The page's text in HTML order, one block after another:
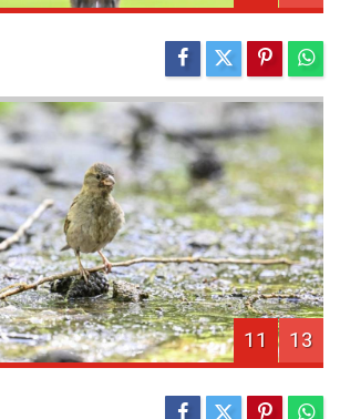
11 13